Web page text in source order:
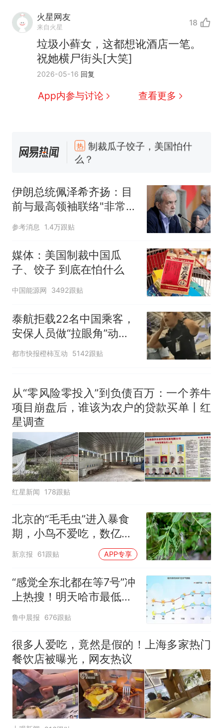
火星网友
来自火星 18
垃圾小藓女，这都想讹酒店一笔。
祝她横尸街头[大笑]
2026-05-16 回复
App内参与讨论 查看更多
热 制裁瓜子饺子，美国怕什
么？
因老师一句“跟我回家”改写了
人生
费大厨“全国小炒肉大王”称
号，仅凭视频评出？中国烹饪
协会回应
男子上山采菌偶然发现鸡枞菌
140多朵
美国渔民钓获鲨鱼徒手将其拽
回大海 目击者直呼震惊 （视频
来源：参考消息）
笔试第一被第二名传话劝弃考
官方通报
么？
伊朗总统佩泽希齐扬：目
前与最高领袖联络"非常困
难"
参考消息 1.4万跟贴
媒体：美国制裁中国瓜
子、饺子 到底在怕什么
中国能源网 3492跟贴
泰航拒载22名中国乘客，
安保人员做“拉眼角”动
作，泰国机场最新回应：
改签但没兑现
都市快报橙柿互动 5142跟贴
从“零风险零投入”到负债百万：一个养牛
项目崩盘后，谁该为农户的贷款买单丨红
星调查
红星新闻 178跟贴
北京的“毛毛虫”进入暴食
期，小鸟不爱吃，数亿头
小蜂迎战
新京报 61跟贴 APP专享
“感觉全东北都在等7号”冲
上热搜！明天哈市最低气
温不足15°C，万千网友期
鲁中晨报 676跟贴
很多人爱吃，竟然是假的！上海多家热门
餐饮店被曝光，网友热议